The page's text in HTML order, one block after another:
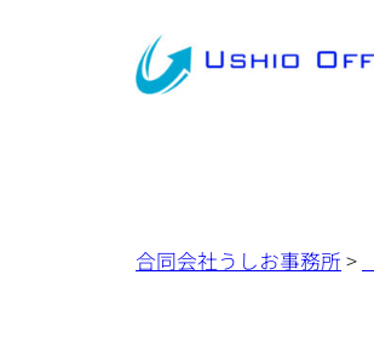
合同会社うしお事務所 >